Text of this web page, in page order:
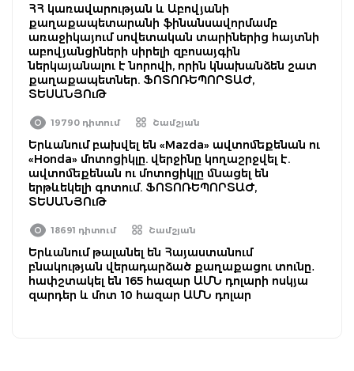
ՀՀ կառավարության և Աբովյանի
քաղաքապետարանի ֆինանսավորմամբ
առաջիկայում սովետական տարիներից հայտնի
աբովյանցիների սիրելի զբոսայգին
ներկայանալու է նորովի, որին կնախանձեն շատ
քաղաքապետներ. ՖՈՏՈՌԵՊՈՐՏԱԺ,
ՏԵՍԱՆՅՈւԹ
19790 դիտում Շամշյան
Երևանում բախվել են «Mazda» ավտոմեքենան ու
«Honda» մոտոցիկլը. վերջինը կողաշրջվել է.
ավտոմեքենան ու մոտոցիկլը մնացել են
երթևեկելի գոտում. ՖՈՏՈՌԵՊՈՐՏԱԺ,
ՏԵՍԱՆՅՈւԹ
18691 դիտում Շամշյան
Երևանում թալանել են Հայաստանում
բնակության վերադարձած քաղաքացու տունը․
հափշտակել են 165 հազար ԱՄՆ դոլարի ոսկյա
զարդեր և մոտ 10 հազար ԱՄՆ դոլար